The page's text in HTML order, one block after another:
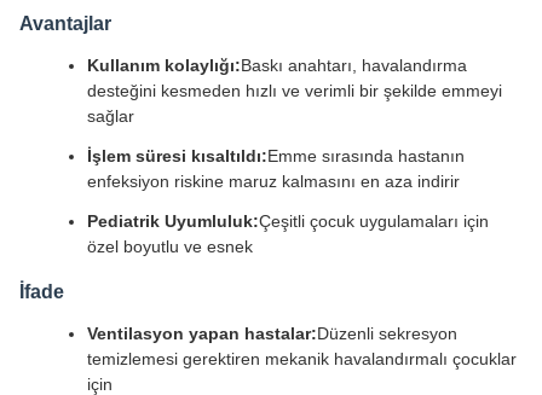
Avantajlar
Kullanım kolaylığı:Baskı anahtarı, havalandırma
desteğini kesmeden hızlı ve verimli bir şekilde emmeyi
sağlar
İşlem süresi kısaltıldı:Emme sırasında hastanın
enfeksiyon riskine maruz kalmasını en aza indirir
Pediatrik Uyumluluk:Çeşitli çocuk uygulamaları için
özel boyutlu ve esnek
İfade
Ventilasyon yapan hastalar:Düzenli sekresyon
temizlemesi gerektiren mekanik havalandırmalı çocuklar
için